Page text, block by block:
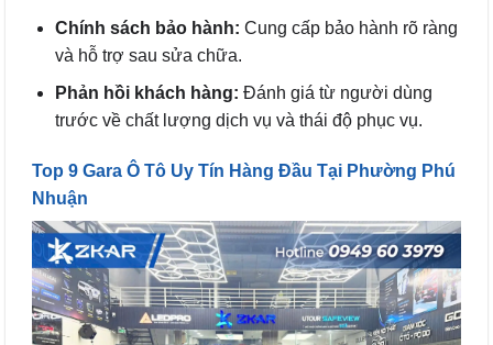
Chính sách bảo hành: Cung cấp bảo hành rõ ràng
và hỗ trợ sau sửa chữa.
Phản hồi khách hàng: Đánh giá từ người dùng
trước về chất lượng dịch vụ và thái độ phục vụ.
Top 9 Gara Ô Tô Uy Tín Hàng Đầu Tại Phường Phú
Nhuận